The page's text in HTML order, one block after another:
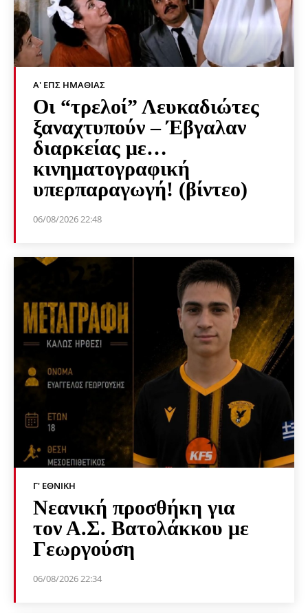
Α' ΕΠΣ ΗΜΑΘΊΑΣ
Οι “τρελοί” Λευκαδιώτες
ξαναχτυπούν – Έβγαλαν
διαρκείας με…
κινηματογραφική
υπερπαραγωγή! (βίντεο)
06/08/2026 22:48
Γ' ΕΘΝΙΚΉ
Νεανική προσθήκη για
τον Α.Σ. Βατολάκκου με
Γεωργούση
06/08/2026 22:34